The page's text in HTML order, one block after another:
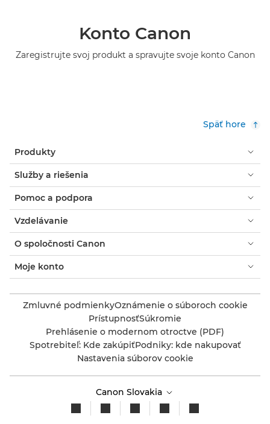
Konto Canon
Zaregistrujte svoj produkt a spravujte svoje konto Canon
Späť hore
Produkty
Služby a riešenia
Pomoc a podpora
Vzdelávanie
O spoločnosti Canon
Moje konto
Zmluvné podmienkyOznámenie o súboroch cookie
PrístupnosťSúkromie
Prehlásenie o modernom otroctve (PDF)
Spotrebiteľ: Kde zakúpiťPodniky: kde nakupovať
Nastavenia súborov cookie
Canon Slovakia